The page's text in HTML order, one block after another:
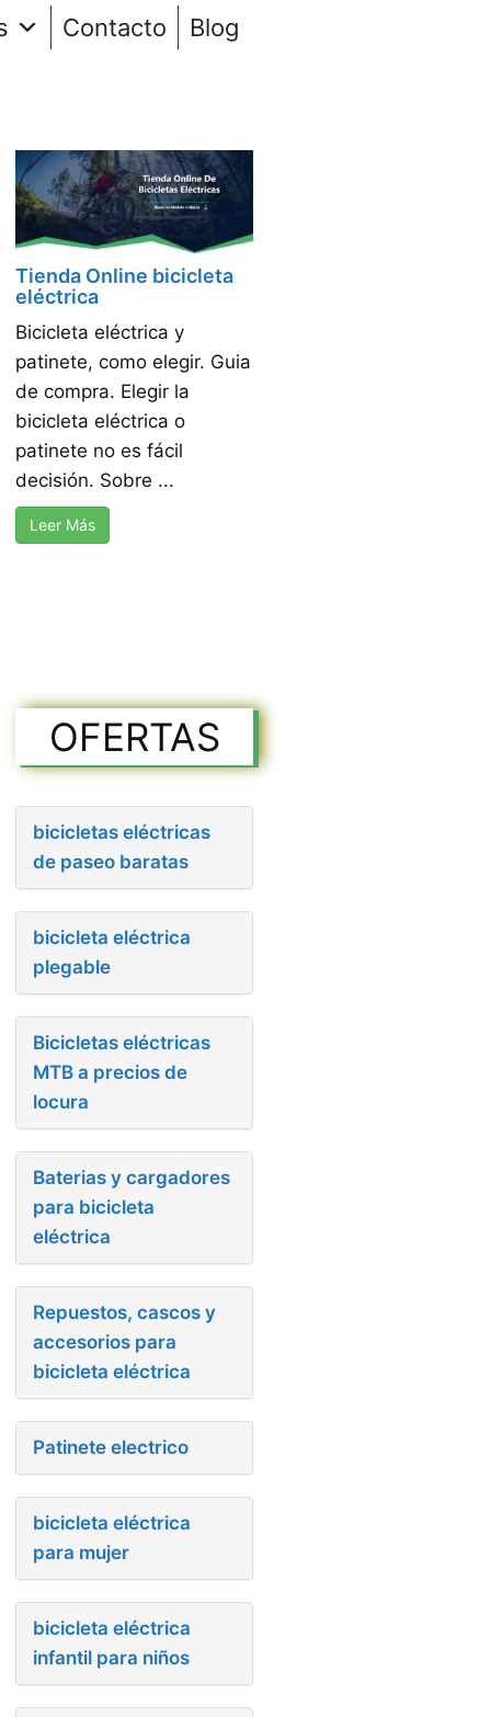
Contacto Blog
Tienda Online bicicleta
eléctrica
Bicicleta eléctrica y
patinete, como elegir. Guia
de compra. Elegir la
bicicleta eléctrica o
patinete no es fácil
decisión. Sobre ...
Leer Más
OFERTAS
bicicletas eléctricas
de paseo baratas
bicicleta eléctrica
plegable
Bicicletas eléctricas
MTB a precios de
locura
Baterias y cargadores
para bicicleta
eléctrica
Repuestos, cascos y
accesorios para
bicicleta eléctrica
Patinete electrico
bicicleta eléctrica
para mujer
bicicleta eléctrica
infantil para niños